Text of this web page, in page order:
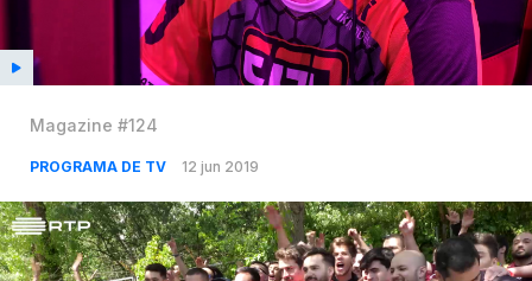
Magazine #124
PROGRAMA DE TV 12 jun 2019